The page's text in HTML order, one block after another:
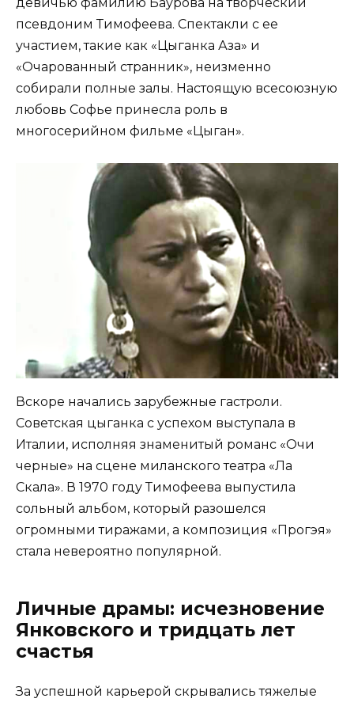
псевдоним Тимофеева. Спектакли с ее
участием, такие как «Цыганка Аза» и
«Очарованный странник», неизменно
собирали полные залы. Настоящую всесоюзную
любовь Софье принесла роль в
многосерийном фильме «Цыган».
Вскоре начались зарубежные гастроли.
Советская цыганка с успехом выступала в
Италии, исполняя знаменитый романс «Очи
черные» на сцене миланского театра «Ла
Скала». В 1970 году Тимофеева выпустила
сольный альбом, который разошелся
огромными тиражами, а композиция «Прогэя»
стала невероятно популярной.
Личные драмы: исчезновение
Янковского и тридцать лет
счастья
За успешной карьерой скрывались тяжелые